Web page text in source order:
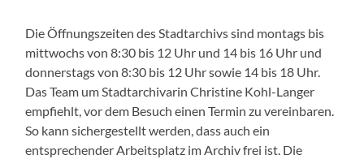
Die Öffnungszeiten des Stadtarchivs sind montags bis
mittwochs von 8:30 bis 12 Uhr und 14 bis 16 Uhr und
donnerstags von 8:30 bis 12 Uhr sowie 14 bis 18 Uhr.
Das Team um Stadtarchivarin Christine Kohl-Langer
empfiehlt, vor dem Besuch einen Termin zu vereinbaren.
So kann sichergestellt werden, dass auch ein
entsprechender Arbeitsplatz im Archiv frei ist. Die